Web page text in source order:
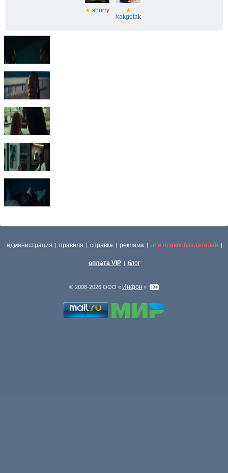
★ shorry
★
kakgetak
администрация | правила | справка | реклама | для правообладателей |
оплата VIP | блог
© 2008-2026 ООО « Инфон »